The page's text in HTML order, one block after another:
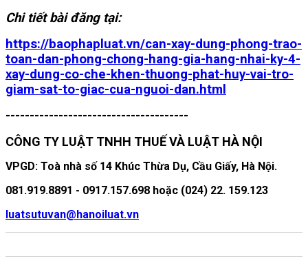
Chi tiết bài đăng tại:
https://baophapluat.vn/can-xay-dung-phong-trao-
toan-dan-phong-chong-hang-gia-hang-nhai-ky-4-
xay-dung-co-che-khen-thuong-phat-huy-vai-tro-
giam-sat-to-giac-cua-nguoi-dan.html
--------------------------------------
CÔNG TY LUẬT TNHH THUẾ VÀ LUẬT HÀ NỘI
VPGD: Toà nhà số 14 Khúc Thừa Dụ, Cầu Giấy, Hà Nội.
081.919.8891 - 0917.157.698 hoặc (024) 22. 159.123
luatsutuvan@hanoiluat.vn